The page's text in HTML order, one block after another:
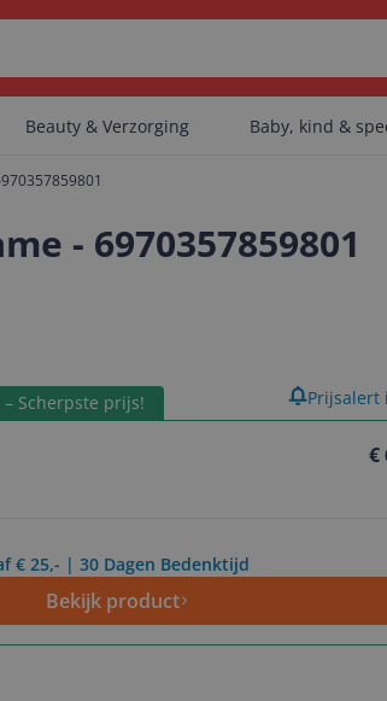
artikelen gevonden.
Beauty & Verzorging Baby, kind &
- 6970357859801
Scherpste prijs!
€
€ 25,- | 30 Dagen Bedenktijd
Bekijk product
Prijsalert